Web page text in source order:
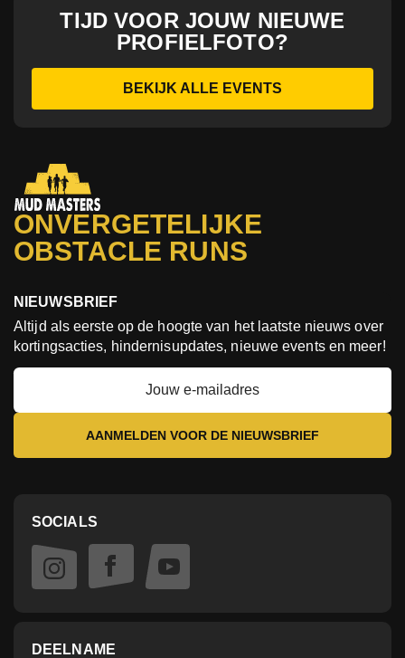
TIJD VOOR JOUW NIEUWE
PROFIELFOTO?
BEKIJK ALLE EVENTS
ONVERGETELIJKE
OBSTACLE RUNS
NIEUWSBRIEF
Altijd als eerste op de hoogte van het laatste nieuws over
kortingsacties, hindernisupdates, nieuwe events en meer!
DEELNAME
SOCIALS